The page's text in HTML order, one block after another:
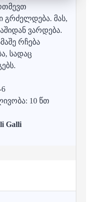
გრძელდება. მას,
ვარდება.
რჩება
სადაც
10 წთ
Galli